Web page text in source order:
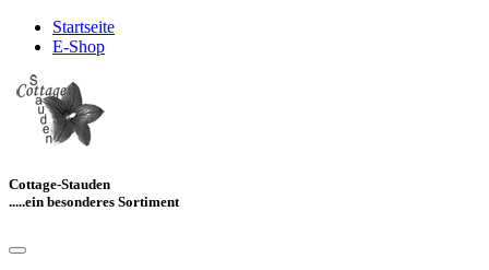
Startseite
E-Shop
Cottage-Stauden
.....ein besonderes Sortiment